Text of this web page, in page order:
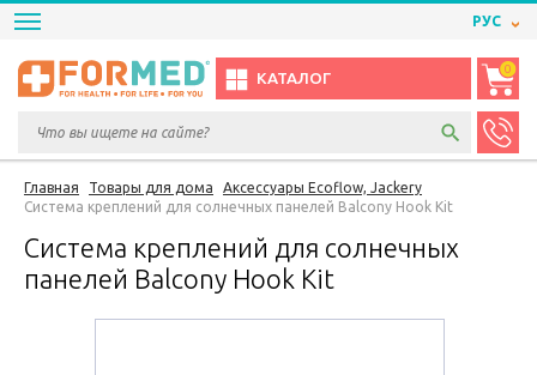
РУС
КАТАЛОГ
0
Главная Товары для дома
Аксессуары Ecoflow, Jackery
Система креплений для солнечных панелей Balcony Hook Kit
Система креплений для солнечных
панелей Balcony Hook Kit